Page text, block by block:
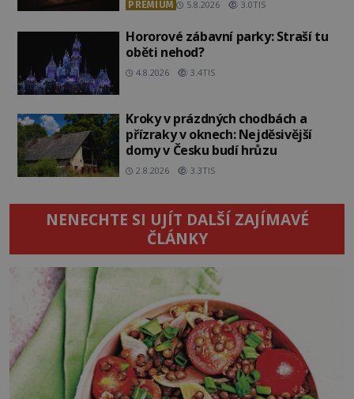
PREMIUM 5.8.2026 3.0TIS
Hororové zábavní parky: Straší tu
oběti nehod?
4.8.2026 3.4TIS
Kroky v prázdných chodbách a
přízraky v oknech: Nejděsivější
domy v Česku budí hrůzu
2.8.2026 3.3TIS
NENECHTE SI UJÍT DALŠÍ ZAJÍMAVÉ
ČLÁNKY